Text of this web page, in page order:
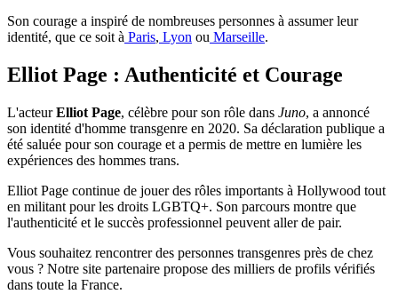
Son courage a inspiré de nombreuses personnes à assumer leur
identité, que ce soit à Paris, Lyon ou Marseille.
Elliot Page : Authenticité et Courage
L'acteurElliot Page, célèbre pour son rôle dans Juno, a annoncé
son identité d'homme transgenre en 2020. Sa déclaration publique a
été saluée pour son courage et a permis de mettre en lumière les
expériences des hommes trans.
Elliot Page continue de jouer des rôles importants à Hollywood tout
en militant pour les droits LGBTQ+. Son parcours montre que
l'authenticité et le succès professionnel peuvent aller de pair.
Vous souhaitez rencontrer des personnes transgenres près de chez
vous ? Notre site partenaire propose des milliers de profils vérifiés
dans toute la France.